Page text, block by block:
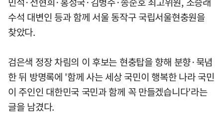
수석 대변인 등과 함께 서울 동작구 국립서울현충원을
찾았다.
검은색 정장 차림의 이 후보는 현충탑을 향해 분향·묵념
한 뒤 방명록에 '함께 사는 세상 국민이 행복한 나라 국민
이 주인인 대한민국 국민과 함께 꼭 만들겠습니다'라는
글을 남겼다.